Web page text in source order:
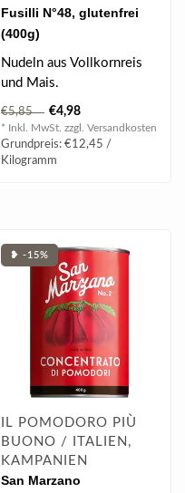
Fusilli N°48, glutenfrei
(400g)
Nudeln aus Vollkornreis
und Mais.
€5,85 €4,98
* Inkl. MwSt. zzgl. Versandkosten
Grundpreis: €12,45 /
Kilogramm
❥ -15%
IL POMODORO PIÙ
BUONO / ITALIEN,
KAMPANIEN
San Marzano